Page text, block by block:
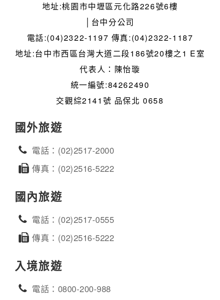
地址:桃園市中壢區元化路226號6樓
│台中分公司
電話:(04)2322-1197 傳真:(04)2322-1187
地址:台中市西區台灣大道二段186號20樓之1 E室
代表人：陳怡璇
統一編號:84262490
交觀綜2141號 品保北 0658
國外旅遊
電話：(02)2517-2000
傳真：(02)2516-5222
國內旅遊
電話：(02)2517-0555
傳真：(02)2516-5222
入境旅遊
電話：0800-200-988